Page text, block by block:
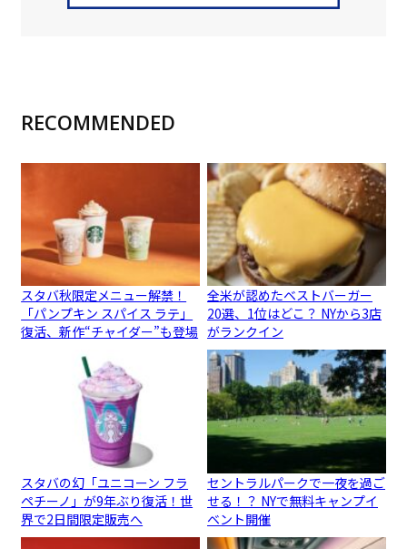
RECOMMENDED
スタバ秋限定メニュー解禁！
「パンプキン スパイス ラテ」
復活、新作“チャイダー”も登場
全米が認めたベストバーガー
20選、1位はどこ？ NYから3店
がランクイン
スタバの幻「ユニコーン フラ
ペチーノ」が9年ぶり復活！世
界で2日間限定販売へ
セントラルパークで一夜を過ご
せる！？ NYで無料キャンプイ
ベント開催